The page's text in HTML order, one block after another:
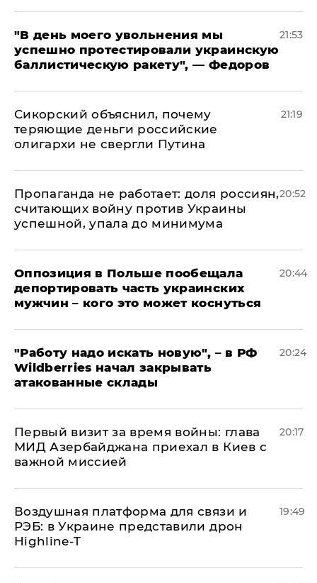
​"В день моего увольнения мы
успешно протестировали украинскую
баллистическую ракету", — Федоров
21:53
Сикорский объяснил, почему
теряющие деньги российские
олигархи не свергли Путина
21:19
​Пропаганда не работает: доля россиян,
считающих войну против Украины
успешной, упала до минимума
20:52
Оппозиция в Польше пообещала
депортировать часть украинских
мужчин – кого это может коснуться
20:44
"Работу надо искать новую", – в РФ
Wildberries начал закрывать
атакованные склады
20:24
Первый визит за время войны: глава
МИД Азербайджана приехал в Киев с
важной миссией
20:17
Воздушная платформа для связи и
РЭБ: в Украине представили дрон
Highline-T
19:49